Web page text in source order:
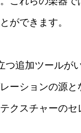
ができます。
追加ツールが
ーションの源
クスチャーのセ